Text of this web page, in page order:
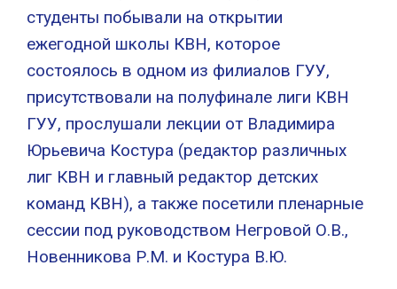
студенты побывали на открытии
ежегодной школы КВН, которое
состоялось в одном из филиалов ГУУ,
присутствовали на полуфинале лиги КВН
ГУУ, прослушали лекции от Владимира
Юрьевича Костура (редактор различных
лиг КВН и главный редактор детских
команд КВН), а также посетили пленарные
сессии под руководством Негровой О.В.,
Новенникова Р.М. и Костура В.Ю.